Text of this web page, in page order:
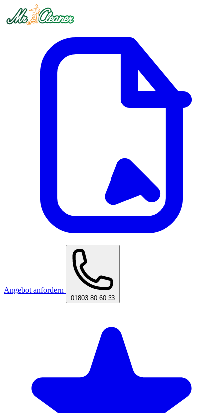
Angebot anfordern
01803 80 60 33